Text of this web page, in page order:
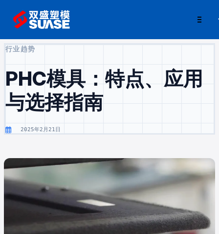
行业趋势
PHC模具：特点、应用
与选择指南
2025年2月21日